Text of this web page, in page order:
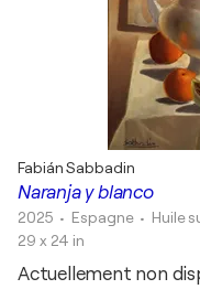
Naranja y blanco
Fabián Sabbadin
2025 • Espagne • Huile
29 x 24 in
Actuellement non